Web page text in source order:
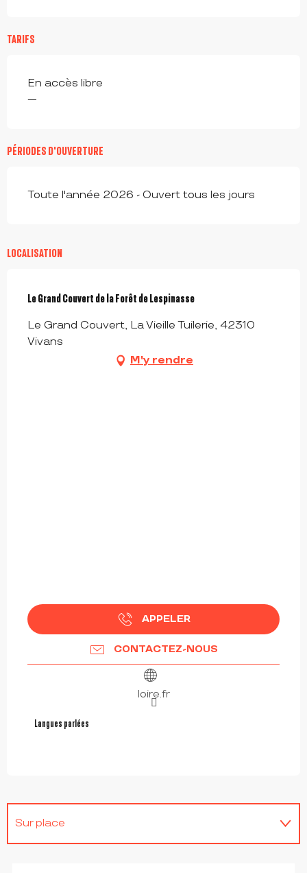
TARIFS
En accès libre
—
PÉRIODES D'OUVERTURE
Toute l'année 2026 - Ouvert tous les jours
LOCALISATION
Le Grand Couvert de la Forêt de Lespinasse
Le Grand Couvert, La Vieille Tuilerie, 42310
Vivans
M'y rendre
APPELER
CONTACTEZ-NOUS
loire.fr
Langues parlées
Langues parlées
Sur place